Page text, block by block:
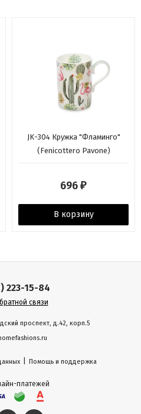
JK-304 Кружка "Фламинго"
(Fenicottero Pavone)
696 ₽
В корзину
223-15-84
связи
проспект, д.42, корп.5
Помощь и поддержка
платежей